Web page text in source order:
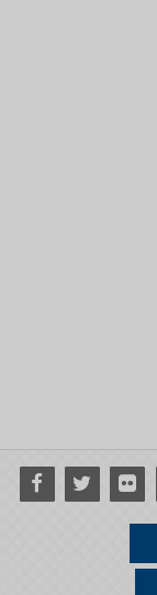
Facebook
Twitter Flickr